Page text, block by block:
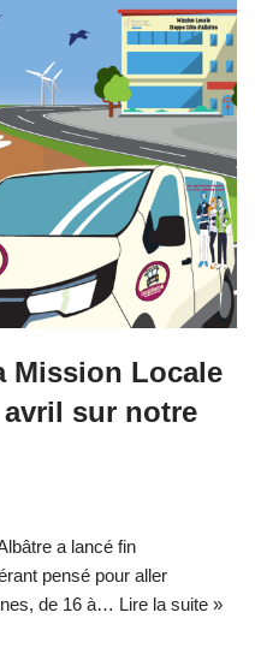
Mission Locale
sur notre
a lancé fin
pensé pour aller
de 16 à… Lire la suite »